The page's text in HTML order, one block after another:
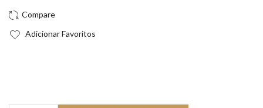
Adicionar Favoritos